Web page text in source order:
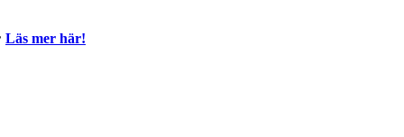
Läs mer här!